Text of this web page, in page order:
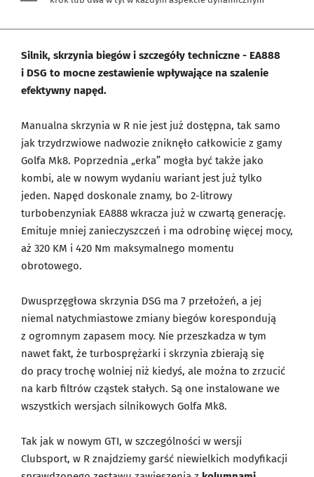
Silnik, skrzynia biegów i szczegóły techniczne - EA888
i DSG to mocne zestawienie wpływające na szalenie
efektywny napęd.
Manualna skrzynia w R nie jest już dostępna, tak samo
jak trzydrzwiowe nadwozie zniknęło całkowicie z gamy
Golfa Mk8. Poprzednia „erka” mogła być także jako
kombi, ale w nowym wydaniu wariant jest już tylko
jeden. Napęd doskonale znamy, bo 2-litrowy
turbobenzyniak EA888 wkracza już w czwartą generację.
Emituje mniej zanieczyszczeń i ma odrobinę więcej mocy,
aż 320 KM i 420 Nm maksymalnego momentu
obrotowego.
Dwusprzęgłowa skrzynia DSG ma 7 przełożeń, a jej
niemal natychmiastowe zmiany biegów korespondują
z ogromnym zapasem mocy. Nie przeszkadza w tym
nawet fakt, że turbosprężarki i skrzynia zbierają się
do pracy trochę wolniej niż kiedyś, ale można to zrzucić
na karb filtrów cząstek stałych. Są one instalowane we
wszystkich wersjach silnikowych Golfa Mk8.
Tak jak w nowym GTI, w szczególności w wersji
Clubsport, w R znajdziemy garść niewielkich modyfikacji